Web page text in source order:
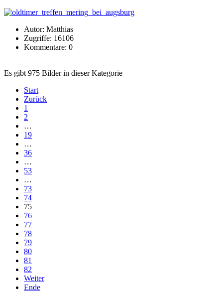
Autor: Matthias
Zugriffe: 16106
Kommentare: 0
Es gibt 975 Bilder in dieser Kategorie
Start
Zurück
1
2
…
19
…
36
…
53
…
73
74
75
76
77
78
79
80
81
82
Weiter
Ende